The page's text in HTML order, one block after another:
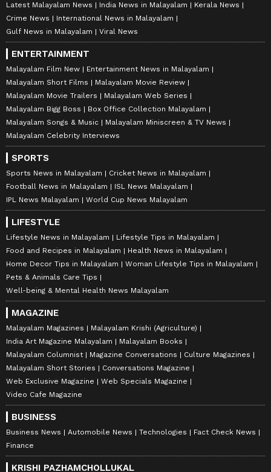
Latest Malayalam News
India News in Malayalam
Kerala News
Crime News
International News in Malayalam
Gulf News in Malayalam
Viral News
ENTERTAINMENT
Malayalam Film New
Entertainment News in Malayalam
Malayalam Short Films
Malayalam Movie Review
Malayalam Movie Trailers
Malayalam Web Series
Malayalam Bigg Boss
Box Office Collection Malayalam
Malayalam Songs & Music
Malayalam Miniscreen & TV News
Malayalam Celebrity Interviews
SPORTS
Sports News in Malayalam
Cricket News in Malayalam
Football News in Malayalam
ISL News Malayalam
IPL News Malayalam
World Cup News Malayalam
LIFESTYLE
Lifestyle News in Malayalam
Lifestyle Tips in Malayalam
Food and Recipes in Malayalam
Health News in Malayalam
Home Decor Tips in Malayalam
Woman Lifestyle Tips in Malayalam
Pets & Animals Care Tips
Well-being & Mental Health News Malayalam
MAGAZINE
Malayalam Magazines
Malayalam Krishi (Agriculture)
India Art Magazine Malayalam
Malayalam Books
Malayalam Columnist
Magazine Conversations
Culture Magazines
Malayalam Short Stories
Conversations Magazine
Web Exclusive Magazine
Web Specials Magazine
Video Cafe Magazine
BUSINESS
Business News Automobile News Technologies
Fact Check News
Finance
KRISHI PAZHAMCHOLLUKAL